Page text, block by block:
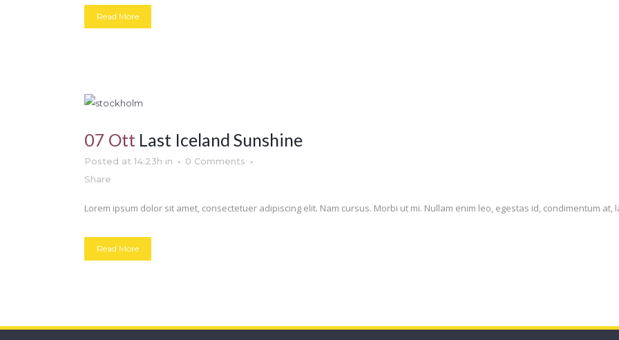
Read More
07 Ott Last Iceland Sunshine
Posted at 14:23h in
0 Comments
Share
Lorem ipsum dolor sit amet, consectetuer adipiscing elit. Nam cursus. Morbi ut mi. Nullam enim leo, egestas id, condimentum at,
Read More